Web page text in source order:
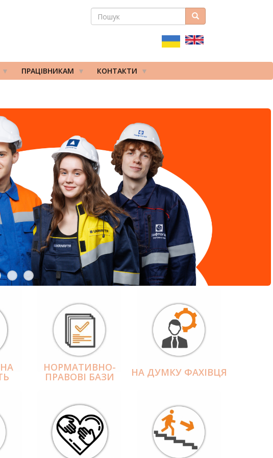
ПОШУКОВА
ПОШУК Пошук
ПРАЦІВНИКАМ КОНТАКТИ
НОРМАТИВНО-
ПРАВОВІ БАЗИ НА ДУМКУ ФАХІВЦЯ